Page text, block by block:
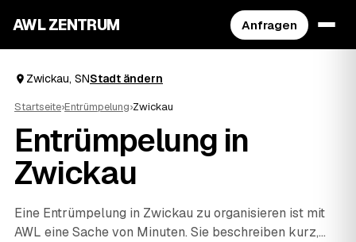
AWL ZENTRUM Anfragen
Zwickau, SNStadt ändern
Startseite›Entrümpelung›Zwickau
Entrümpelung in
Zwickau
Eine Entrümpelung in Zwickau zu organisieren ist mit
AWL eine Sache von Minuten. Sie beschreiben kurz,